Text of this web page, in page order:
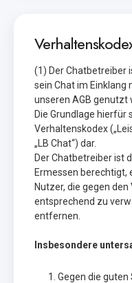
(1) Der Chatbetreiber
sein Chat im Einklang
unseren AGB genutzt
Die Grundlage hierfür
Verhaltenskodex
„LB Chat“) dar.
Der Chatbetreiber ist
Ermessen berechtigt,
Nutzer, die gegen
entsprechend zu
entfernen.
Insbesondere
Gegen die